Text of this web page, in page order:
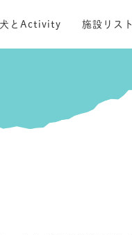
とActivity 施設リスト